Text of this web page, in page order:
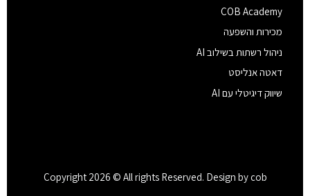
COB Academy
מכירות והשפעה
ניהול רשתות בשילוב AI
דאטה אנליסט
שיווק דיגיטלי עם AI
Copyright 2026 © All rights Reserved. Design by cob